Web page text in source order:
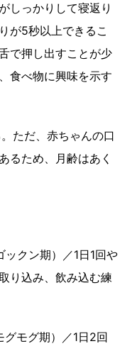
しっかりして寝返り
が5秒以上できるこ
で押し出すことが少
食べ物に興味を示す
ただ、赤ちゃんの口
るため、月齢はあく
クン期）／1日1回や
り込み、飲み込む練
モグ期）／1日2回